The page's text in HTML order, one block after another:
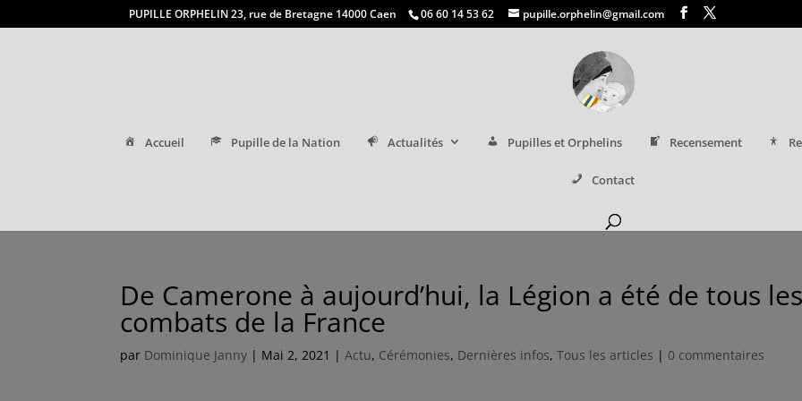
PUPILLE ORPHELIN 23, rue de Bretagne 14000 Caen 06 60 14 53 62 pupille.orphelin@gmail.com
Accueil Pupille de la Nation Actualités Pupilles et Orphelins Recensement
Contact
De Camerone à aujourd’hui, la Légion a été de tous les
combats de la France
par Dominique Janny | Mai 2, 2021 |Actu, Cérémonies, Dernières infos,Tous les articles | 0 commentaires